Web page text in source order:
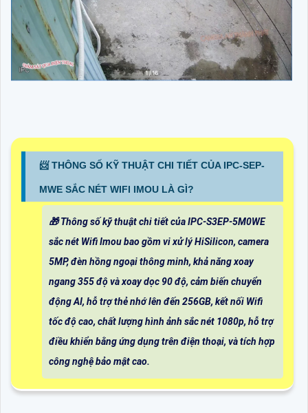
📨 THÔNG SỐ KỸ THUẬT CHI TIẾT CỦA IPC-SEP-
MWE SẮC NÉT WIFI IMOU LÀ GÌ?
🎁 Thông số kỹ thuật chi tiết của IPC-S3EP-5M0WE
sắc nét Wifi Imou bao gồm vi xử lý HiSilicon, camera
5MP, đèn hồng ngoại thông minh, khả năng xoay
ngang 355 độ và xoay dọc 90 độ, cảm biến chuyển
động AI, hỗ trợ thẻ nhớ lên đến 256GB, kết nối Wifi
tốc độ cao, chất lượng hình ảnh sắc nét 1080p, hỗ trợ
điều khiển bằng ứng dụng trên điện thoại, và tích hợp
công nghệ bảo mật cao.